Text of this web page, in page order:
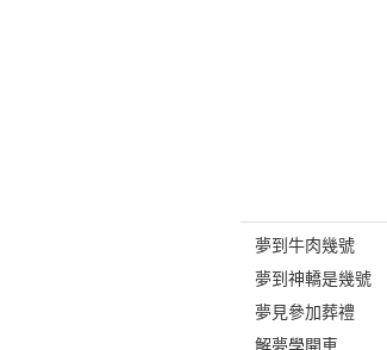
夢到牛肉幾號
夢到神轎是幾號
夢見參加葬禮
解夢學開車